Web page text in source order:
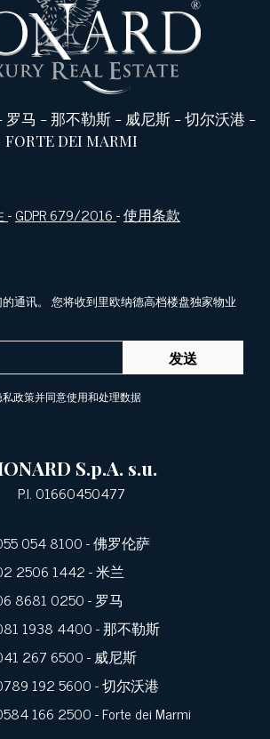
罗马 -那不勒斯- 威尼斯-切尔沃港 -
FORTE DEI MARMI
-GDPR 679/2016-使用条款
通讯。 您将收到里欧纳德高档楼盘独家物业
发送
政策并同意使用和处理数据
S.p.A. s.u.
P.I. 01660450477
054 8100- 佛罗伦萨
2506 1442- 米兰
8681 0250- 罗马
1938 4400- 那不勒斯
267 6500- 威尼斯
192 5600- 切尔沃港
166 2500- Forte dei Marmi